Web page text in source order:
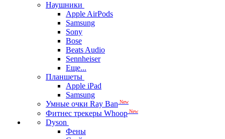
Наушники
Apple AirPods
Samsung
Sony
Bose
Beats Audio
Sennheiser
Еще...
Планшеты
Apple iPad
Samsung
Умные очки Ray Ban New
Фитнес трекеры Whoop New
Dyson
Фены